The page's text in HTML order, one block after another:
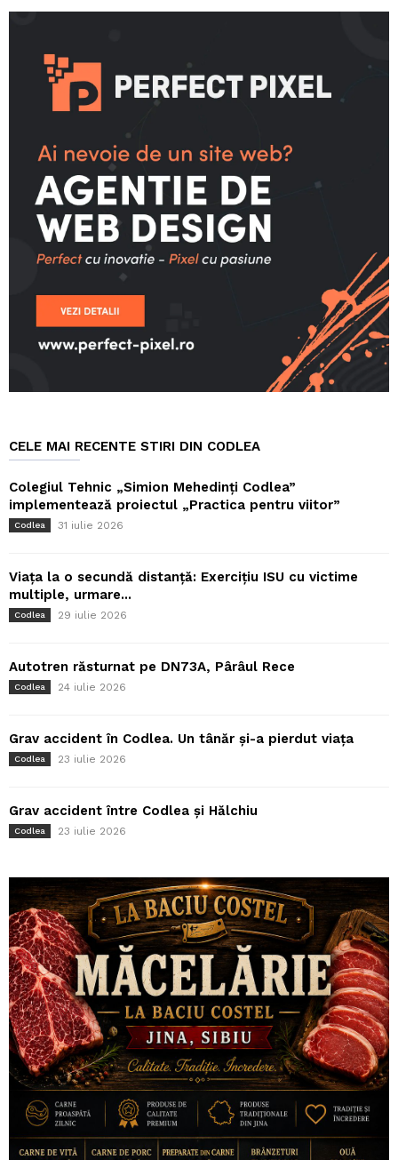
CELE MAI RECENTE STIRI DIN CODLEA
Colegiul Tehnic „Simion Mehedinți Codlea”
implementează proiectul „Practica pentru viitor”
Codlea 31 iulie 2026
Viața la o secundă distanță: Exercițiu ISU cu victime
multiple, urmare...
Codlea 29 iulie 2026
Autotren răsturnat pe DN73A, Pârâul Rece
Codlea 24 iulie 2026
Grav accident în Codlea. Un tânăr și-a pierdut viața
Codlea 23 iulie 2026
Grav accident între Codlea și Hălchiu
Codlea 23 iulie 2026